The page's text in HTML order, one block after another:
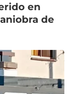
en
de